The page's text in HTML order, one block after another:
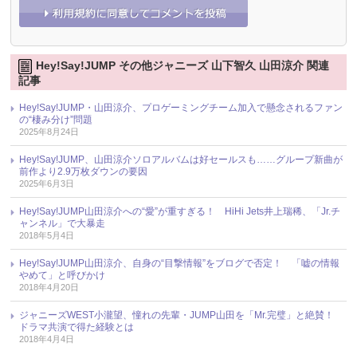
Hey!Say!JUMP その他ジャニーズ 山下智久 山田涼介 関連
記事
Hey!Say!JUMP・山田涼介、プロゲーミングチーム加入で懸念されるファン
の“棲み分け”問題
2025年8月24日
Hey!Say!JUMP、山田涼介ソロアルバムは好セールスも……グループ新曲が
前作より2.9万枚ダウンの要因
2025年6月3日
Hey!Say!JUMP山田涼介への“愛”が重すぎる！ HiHi Jets井上瑞稀、「Jr.チ
ャンネル」で大暴走
2018年5月4日
Hey!Say!JUMP山田涼介、自身の“目撃情報”をブログで否定！ 「嘘の情報
やめて」と呼びかけ
2018年4月20日
ジャニーズWEST小瀧望、憧れの先輩・JUMP山田を「Mr.完璧」と絶賛！
ドラマ共演で得た経験とは
2018年4月4日